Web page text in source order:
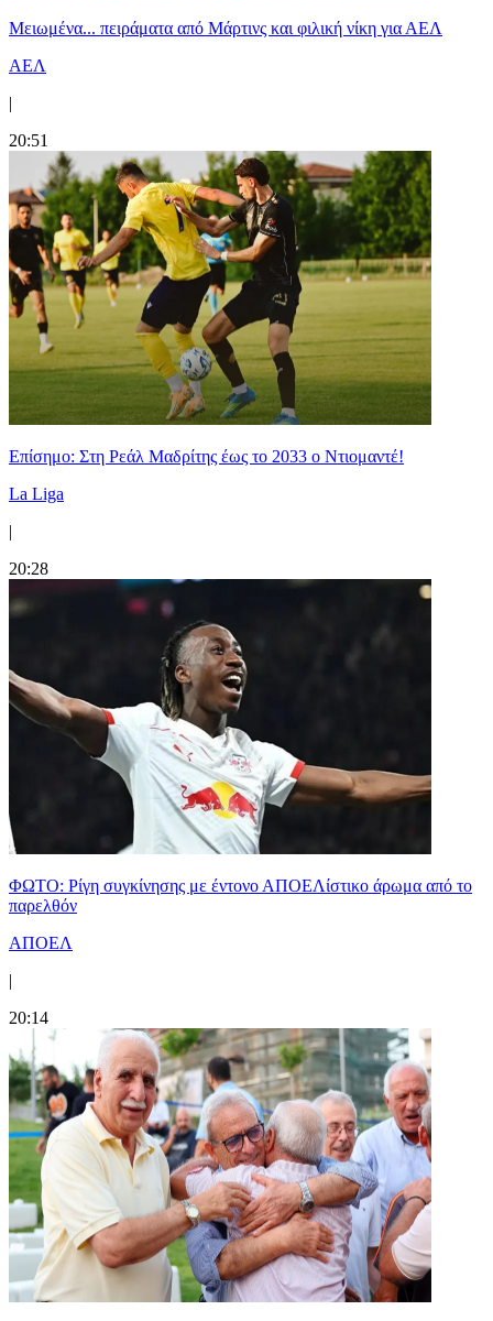
Μειωμένα... πειράματα από Μάρτινς και φιλική νίκη για ΑΕΛ
ΑΕΛ
|
20:51
Επίσημο: Στη Ρεάλ Μαδρίτης έως το 2033 ο Ντιομαντέ!
La Liga
|
20:28
ΦΩΤΟ: Ρίγη συγκίνησης με έντονο ΑΠΟΕΛίστικο άρωμα από το
παρελθόν
ΑΠΟΕΛ
|
20:14